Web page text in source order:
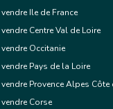
Ile de France
Centre Val de Loire
Occitanie
Pays de la Loire
Provence Alpes Côte
Corse